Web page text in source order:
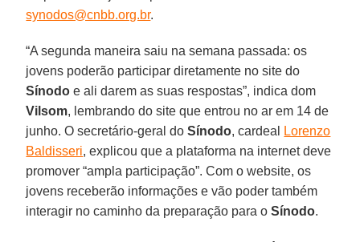
synodos@cnbb.org.br.
“A segunda maneira saiu na semana passada: os
jovens poderão participar diretamente no site do
Sínodo e ali darem as suas respostas”, indica dom
Vilsom, lembrando do site que entrou no ar em 14 de
junho. O secretário-geral doSínodo, cardeal
Lorenzo
Baldisseri, explicou que a plataforma na internet deve
promover “ampla participação”. Com o website, os
jovens receberão informações e vão poder também
interagir no caminho da preparação para oSínodo.